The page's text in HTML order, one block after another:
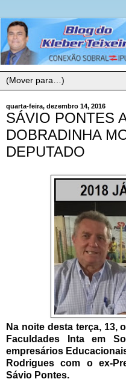
quarta-feira, dezembro 14, 2016
SÁVIO PONTES
DOBRADINHA
DEPUTADO
Na noite desta terça, 13,
Faculdades Inta em
empresários
Rodrigues com o ex-
Sávio Pontes.